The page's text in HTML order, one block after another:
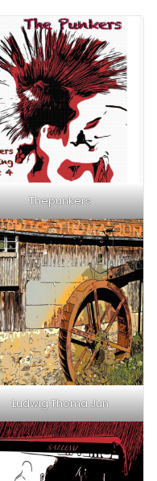
Thepunkers
Ludwig Thoma Jun